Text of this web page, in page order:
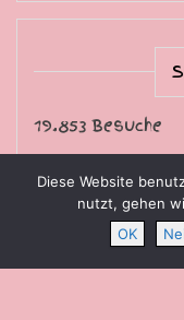
19.853 Besuche
Die
Diese Website
nutzt, gehen
OK